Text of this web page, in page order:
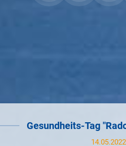
Gesundheits-Tag
14.05.2022